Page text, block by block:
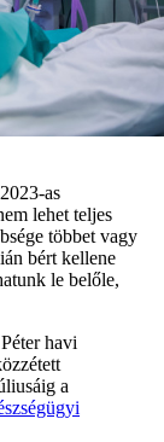
as
lehet teljes
többet vagy
bért kellene
le belőle,
havi
a